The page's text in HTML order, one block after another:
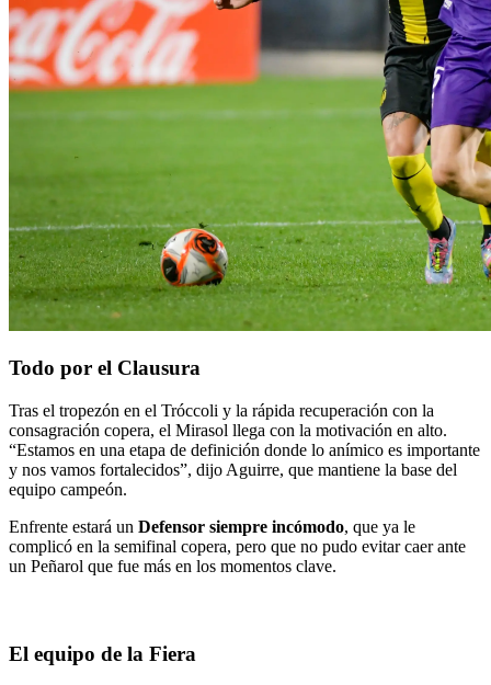
Todo por el Clausura
Tras el tropezón en el Tróccoli y la rápida recuperación con la
consagración copera, el Mirasol llega con la motivación en alto.
“Estamos en una etapa de definición donde lo anímico es importante
y nos vamos fortalecidos”, dijo Aguirre, que mantiene la base del
equipo campeón.
Enfrente estará un Defensor siempre incómodo, que ya le
complicó en la semifinal copera, pero que no pudo evitar caer ante
un Peñarol que fue más en los momentos clave.
El equipo de la Fiera